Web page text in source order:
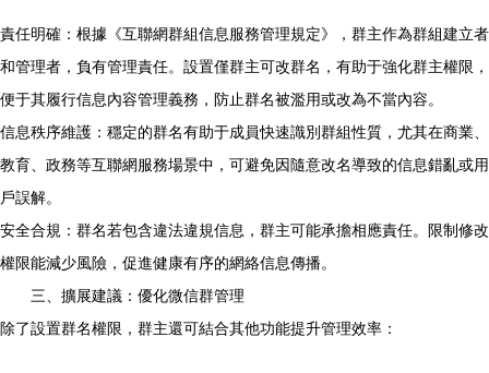
責任明確：根據《互聯網群組信息服務管理規定》，群主作為群組建立者
和管理者，負有管理責任。設置僅群主可改群名，有助于強化群主權限，
便于其履行信息內容管理義務，防止群名被濫用或改為不當內容。
信息秩序維護：穩定的群名有助于成員快速識別群組性質，尤其在商業、
教育、政務等互聯網服務場景中，可避免因隨意改名導致的信息錯亂或用
戶誤解。
安全合規：群名若包含違法違規信息，群主可能承擔相應責任。限制修改
權限能減少風險，促進健康有序的網絡信息傳播。
三、擴展建議：優化微信群管理
除了設置群名權限，群主還可結合其他功能提升管理效率：